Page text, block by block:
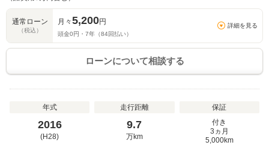
通常ローン
（税込）
月々5,200円
頭金0円・ 7年（84回払い）
詳細を見る
ローンについて相談する
年式
2016
(H28)
走行距離
9.7
万km
保証
付き
3ヵ月
5,000km